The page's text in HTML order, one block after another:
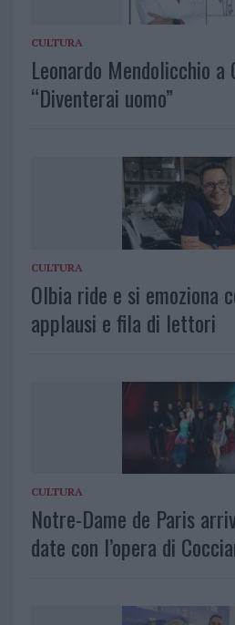
CULTURA
Leonardo Mendolicchio a
“Diventerai uomo”
CULTURA
Olbia ride e si emoziona
applausi e fila di lettori
CULTURA
Notre-Dame de Paris
date con l’opera di